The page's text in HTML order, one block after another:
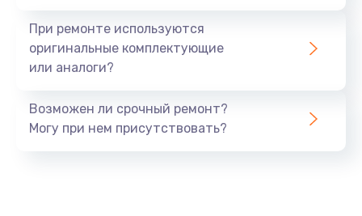
При ремонте используются
оригинальные комплектующие
или аналоги?
Возможен ли срочный ремонт?
Могу при нем присутствовать?